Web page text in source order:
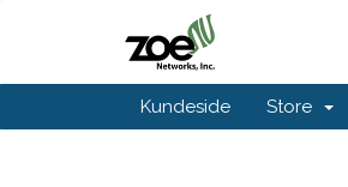
Kundeside Store